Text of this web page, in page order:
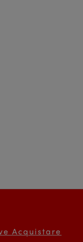
Acquistare